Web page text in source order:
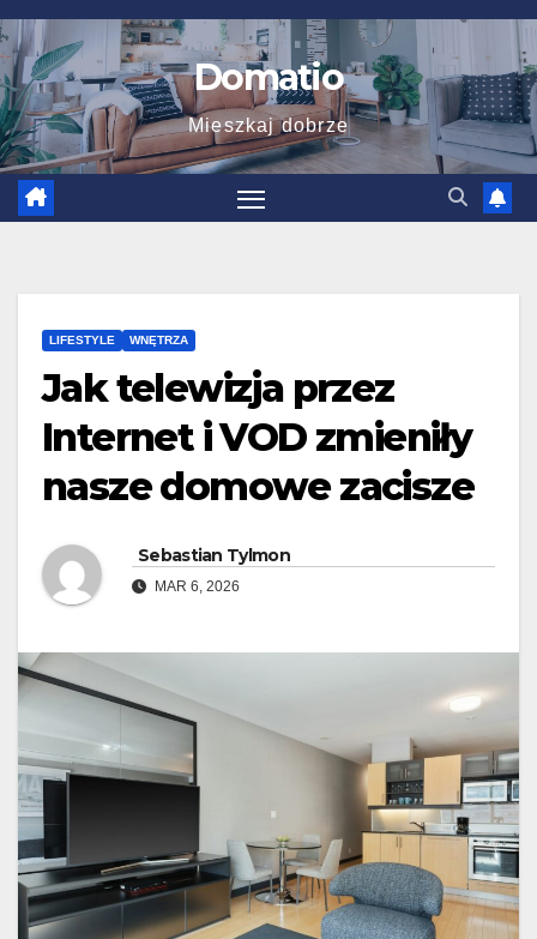
Skip
to
content
Domatio
Mieszkaj dobrze
LIFESTYLE WNĘTRZA
Jak telewizja przez
Internet i VOD zmieniły
nasze domowe zacisze
Sebastian Tylmon
MAR 6, 2026